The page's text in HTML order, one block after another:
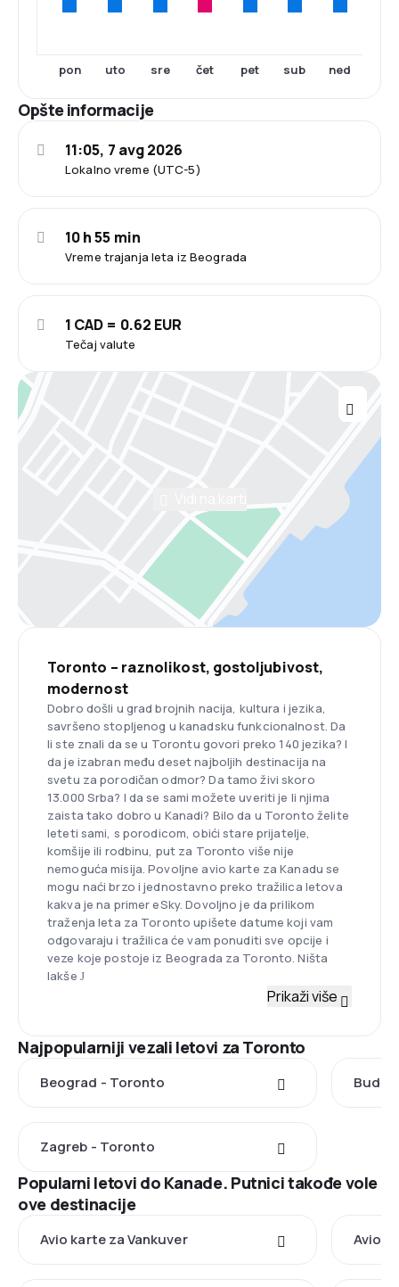
pon uto sre čet pet sub ned
Opšte informacije
Lokalno vreme (UTC-5)
11:05, 7 avg 2026
Vreme trajanja leta iz Beograda
10 h 55 min
Tečaj valute
1 CAD = 0.62 EUR
Toronto – raznolikost, gostoljubivost,
modernost
Dobro došli u grad brojnih nacija, kultura i jezika,
savršeno stopljenog u kanadsku funkcionalnost. Da
li ste znali da se u Torontu govori preko 140 jezika? I
da je izabran među deset najboljih destinacija na
svetu za porodičan odmor? Da tamo živi skoro
13.000 Srba? I da se sami možete uveriti je li njima
zaista tako dobro u Kanadi? Bilo da u Toronto želite
leteti sami, s porodicom, obići stare prijatelje,
komšije ili rodbinu, put za Toronto više nije
nemoguća misija. Povoljne avio karte za Kanadu se
mogu naći brzo i jednostavno preko tražilica letova
kakva je na primer eSky. Dovoljno je da prilikom
traženja leta za Toronto upišete datume koji vam
odgovaraju i tražilica će vam ponuditi sve opcije i
veze koje postoje iz Beograda za Toronto. Ništa
lakše J
Prikaži više
Najpopularniji vezali letovi za Toronto
Beograd - Toronto
Zagreb - Toronto
Popularni letovi do Kanade. Putnici takođe vole
ove destinacije
Avio karte za Vankuver Avio